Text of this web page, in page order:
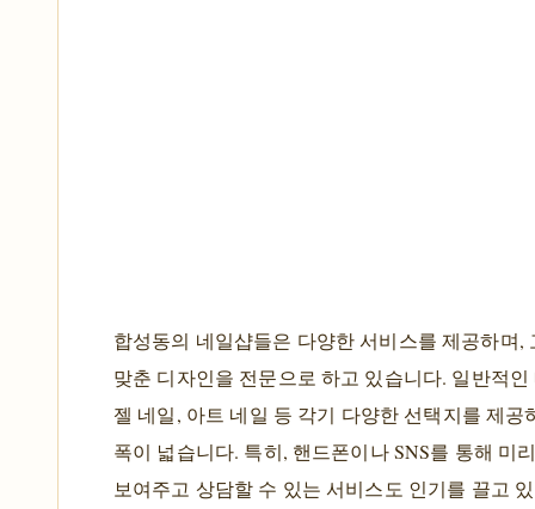
합성동의 네일샵들은 다양한 서비스를 제공하며,
맞춘 디자인을 전문으로 하고 있습니다. 일반적
젤 네일, 아트 네일 등 각기 다양한 선택지를 제공
폭이 넓습니다. 특히, 핸드폰이나 SNS를 통해 미
보여주고 상담할 수 있는 서비스도 인기를 끌고